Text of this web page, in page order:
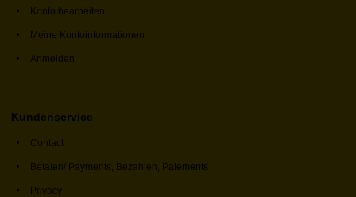
Konto bearbeiten
Meine Kontoinformationen
Anmelden
Kundenservice
Contact
Betalen/ Payments, Bezahlen, Paiements
Privacy